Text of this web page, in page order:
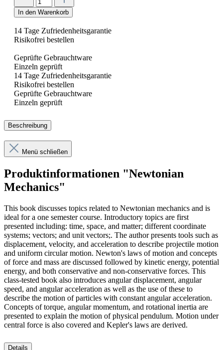
In den Warenkorb
14 Tage Zufriedenheitsgarantie
Risikofrei bestellen
Geprüfte Gebrauchtware
Einzeln geprüft
14 Tage Zufriedenheitsgarantie
Risikofrei bestellen
Geprüfte Gebrauchtware
Einzeln geprüft
Beschreibung
Menü schließen
Produktinformationen "Newtonian
Mechanics"
This book discusses topics related to Newtonian mechanics and is
ideal for a one semester course. Introductory topics are first
presented including: time, space, and matter; different coordinate
systems; vectors; and unit vectors;. The author presents tools such as
displacement, velocity, and acceleration to describe projectile motion
and uniform circular motion. Newton's laws of motion and concepts
of force and mass are discussed followed by kinetic energy, potential
energy, and both conservative and non-conservative forces. This
class-tested book also introduces angular displacement, angular
speed, and angular acceleration as well as the use of these to
describe the motion of particles with constant angular acceleration.
Concepts of torque, angular momentum, and rotational inertia are
presented to explain the motion of physical pendulum. Motion under
central force is also covered and Kepler's laws are derived.
Details